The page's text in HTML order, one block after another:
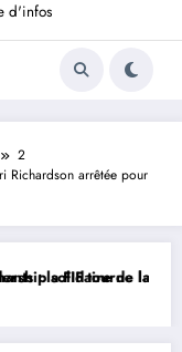
d'infos
2
Richardson arrêtée pour
Côte d’Ivoire en
la page Emerse Faé